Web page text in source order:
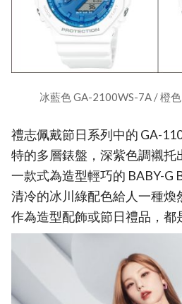
冰藍色 GA-2100WS-7A / 橙
禮志佩戴節日系列中的 GA-
特的多層錶盤，深紫色調襯托
一款式為造型輕巧的 BABY-G
清冷的冰川綠配色給人一種煥
作為造型配飾或節日禮品，都